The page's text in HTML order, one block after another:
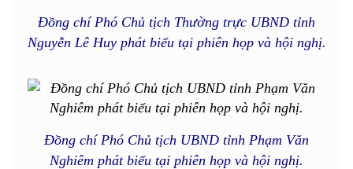
Đồng chí Phó Chủ tịch Thường trực UBND tỉnh
Nguyễn Lê Huy phát biểu tại phiên họp và hội nghị.
Đồng chí Phó Chủ tịch UBND tỉnh Phạm Văn
Nghiêm phát biểu tại phiên họp và hội nghị.